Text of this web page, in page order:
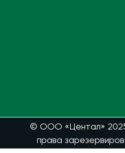
© ООО «Центал»
права